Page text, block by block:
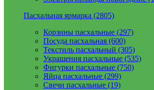
Пасхальная ярмарка (2805)
Корзины пасхальные (297)
Посуда пасхальная (600)
Текстиль пасхальный (305)
Украшения пасхальные (535)
Фигурки пасхальные (750)
Яйца пасхальные (299)
Свечи пасхальные (19)